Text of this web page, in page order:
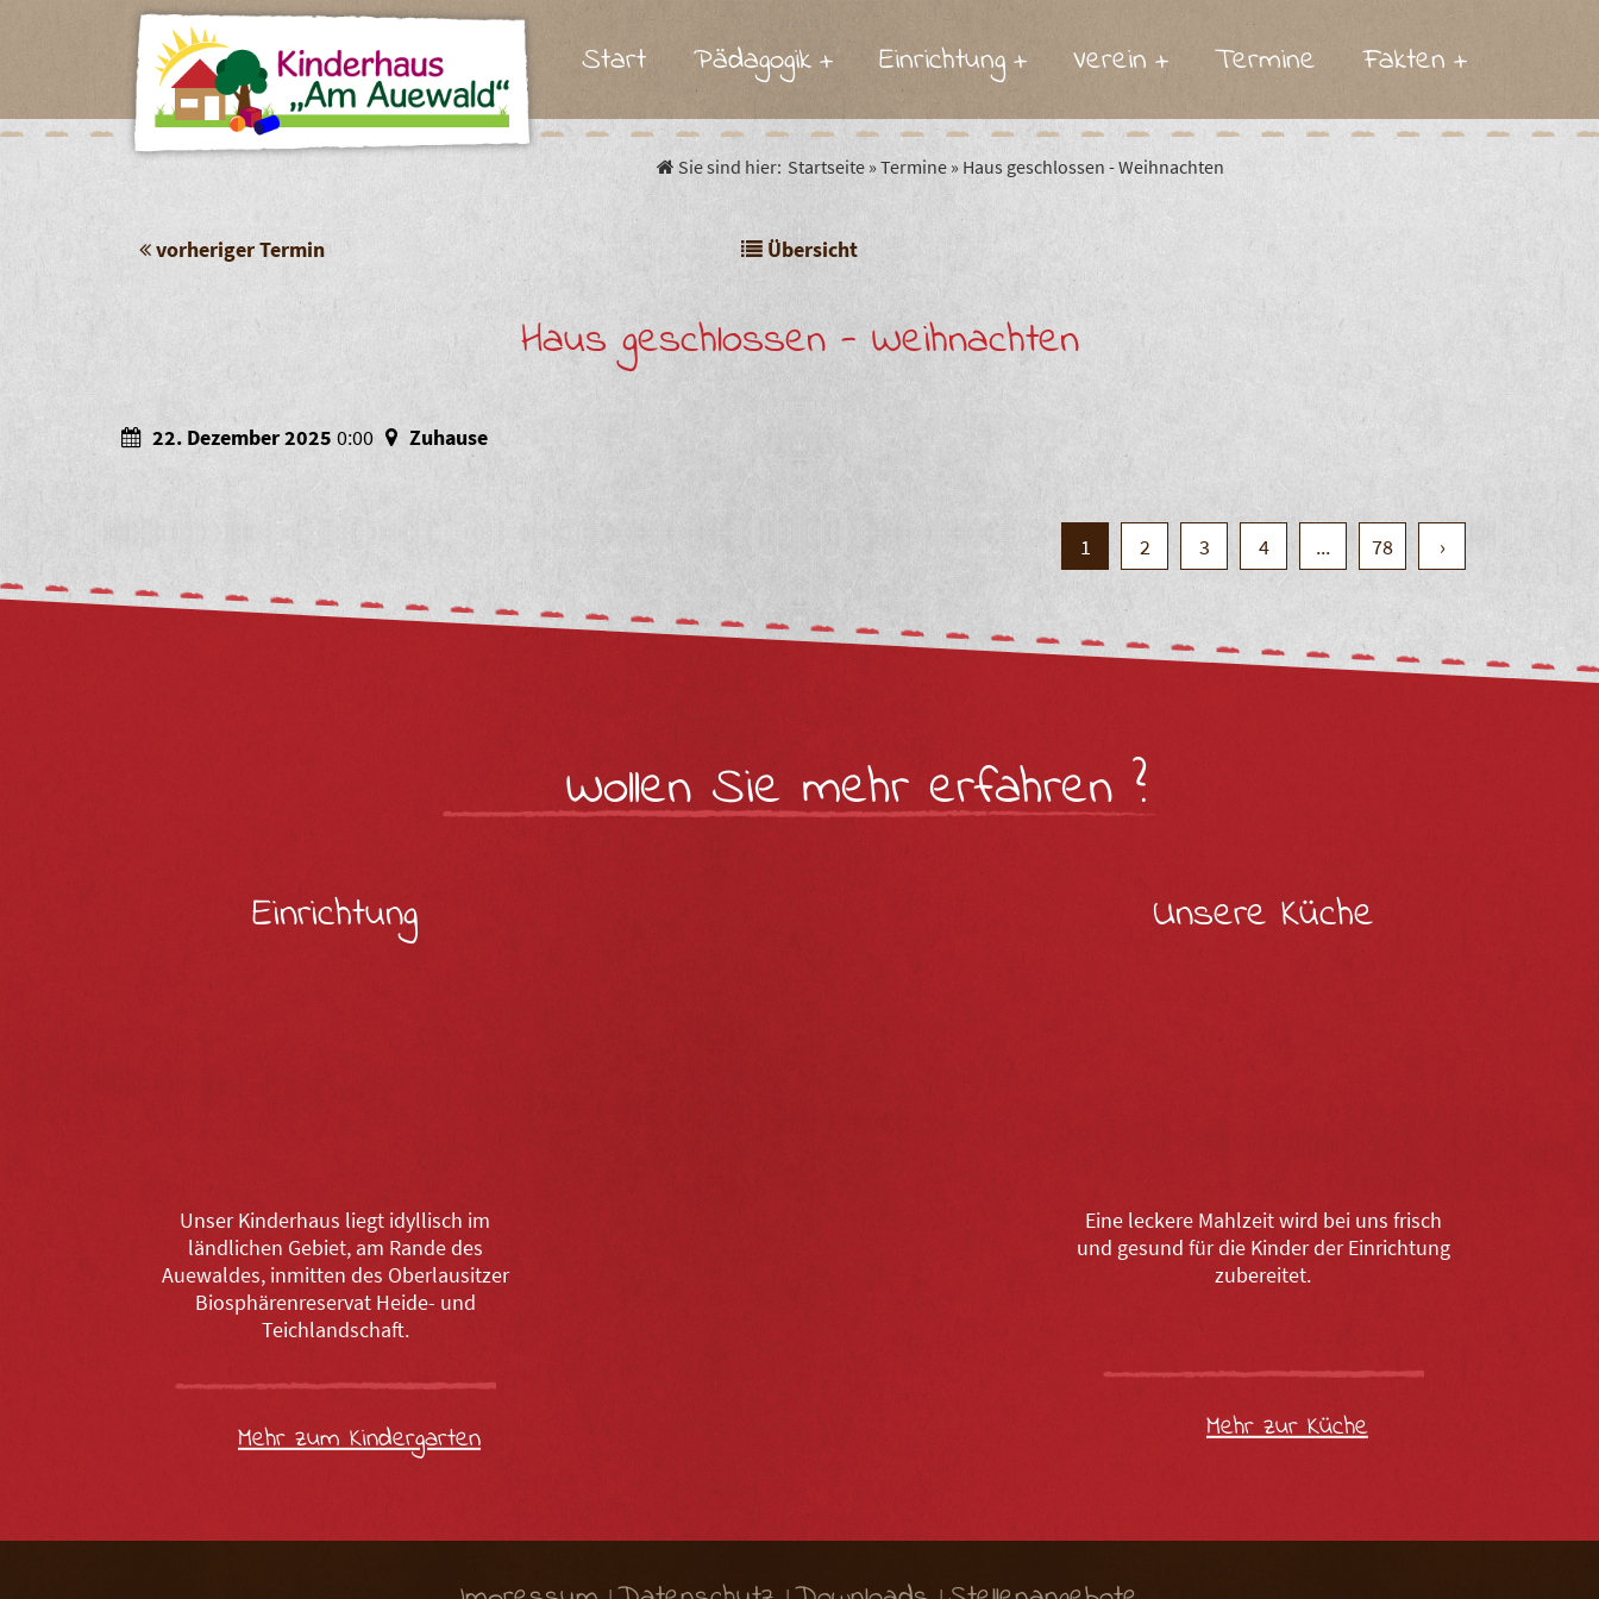
Start Pädagogik
Spielpädagogik
Die Gärten der Kinder
Einrichtung
Die Krippe
Der Kindergarten
Unser Hort
Hort in der Außenstelle
Unser Team
Verein
Aktuelles
Satzung
Termine Fakten
Preise für die Kinderkrippe
Preise für den Kindergarten
Preise für das Essen
Sie sind hier: Startseite »Termine » Haus geschlossen - Weihnachten
vorheriger Termin Übersicht
Haus geschlossen - Weihnachten
22. Dezember 2025 0:00 Zuhause
1 2 3 4 ... 78 ›
Wollen Sie mehr erfahren ?
Einrichtung
Unser Kinderhaus liegt idyllisch im
ländlichen Gebiet, am Rande des
Auewaldes, inmitten des Oberlausitzer
Biosphärenreservat Heide- und
Teichlandschaft.
Mehr zum Kindergarten
Unsere Küche
Eine leckere Mahlzeit wird bei uns frisch
und gesund für die Kinder der Einrichtung
zubereitet.
Mehr zur Küche